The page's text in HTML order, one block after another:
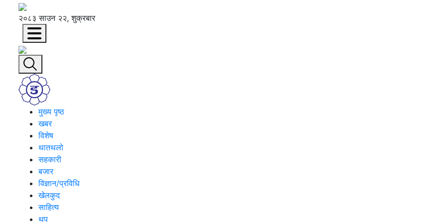
२०८३ साउन २२, शुक्रबार
मुख्य पृष्ठ
खबर
विशेष
थातथलो
सहकारी
बजार
विज्ञान/प्रविधि
खेलकुद
साहित्य
थप